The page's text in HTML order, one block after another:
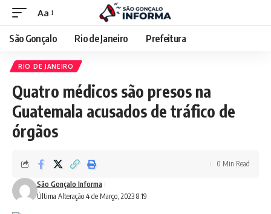
Aa
São Gonçalo Rio de Janeiro Prefeitura
RIO DE JANEIRO
Quatro médicos são presos na
Guatemala acusados de tráfico de
órgãos
Última Alteração 4 de Março, 2023 8:19
São Gonçalo Informa
0 Min Read